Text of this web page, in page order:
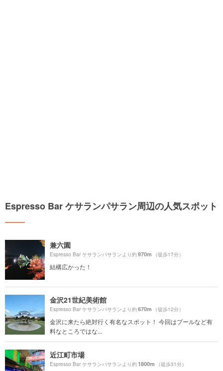
Espresso Bar ケサランパサラン周辺の人気スポット
兼六園
Espresso Bar ケサランパサランより約970m （徒歩17分）
結構広かった！
金沢21世紀美術館
Espresso Bar ケサランパサランより約670m （徒歩12分）
金沢に来たら絶対行く有名なスポット！ 今回はプールなど有
料なところではな...
近江町市場
Espresso Bar ケサランパサランより約1800m （徒歩31分）